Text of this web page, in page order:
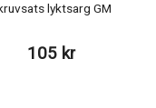
lyktsarg GM
105 kr